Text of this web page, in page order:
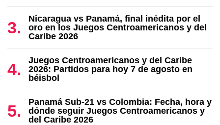
Nicaragua vs Panamá, final inédita por el
oro en los Juegos Centroamericanos y del
Caribe 2026
Juegos Centroamericanos y del Caribe
2026: Partidos para hoy 7 de agosto en
béisbol
Panamá Sub-21 vs Colombia: Fecha, hora y
dónde seguir Juegos Centroamericanos y
del Caribe 2026